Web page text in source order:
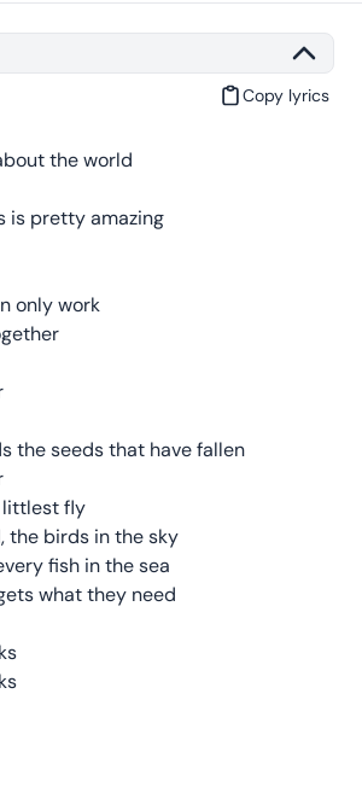
Copy lyrics
the world
is pretty amazing
only work
the seeds that have fallen
littlest fly
the birds in the sky
fish in the sea
what they need